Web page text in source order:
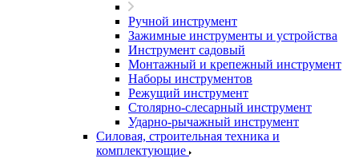
Ручной инструмент
Зажимные инструменты и устройства
Инструмент садовый
Монтажный и крепежный инструмент
Наборы инструментов
Режущий инструмент
Столярно-слесарный инструмент
Ударно-рычажный инструмент
Силовая, строительная техника и
комплектующие